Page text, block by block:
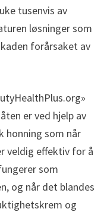
tusenvis av
løsninger som
forårsaket av
er ved hjelp av
honning som når
veldig effektiv for å
som
og når det blandes
og